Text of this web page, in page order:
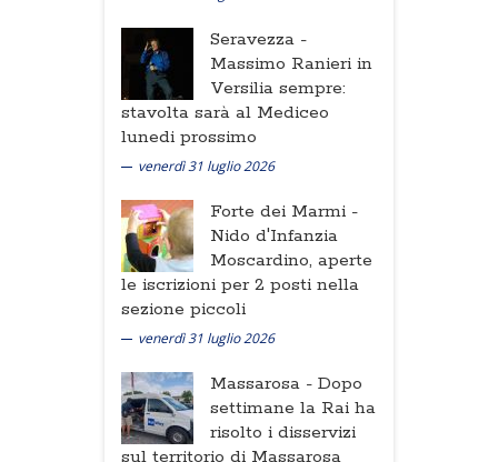
Seravezza -
Massimo Ranieri in
Versilia sempre:
stavolta sarà al Mediceo
lunedi prossimo
venerdì 31 luglio 2026
Forte dei Marmi -
Nido d'Infanzia
Moscardino, aperte
le iscrizioni per 2 posti nella
sezione piccoli
venerdì 31 luglio 2026
Massarosa - Dopo
settimane la Rai ha
risolto i disservizi
sul territorio di Massarosa